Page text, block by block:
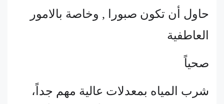
حاول أن تكون صبورا , وخاصة بالامور
العاطفية
صحياً
شرب المياه بمعدلات عالية مهم جداً،